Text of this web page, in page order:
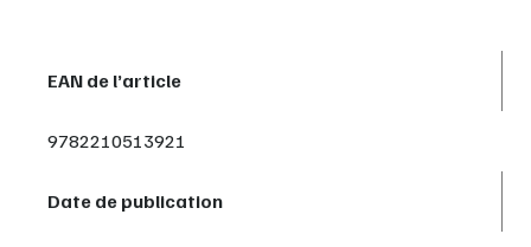
EAN de l’article
9782210513921
Date de publication